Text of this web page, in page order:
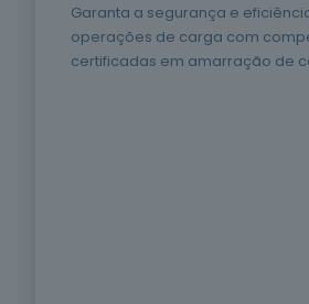
Garanta a segurança e
operações de carga com
certificadas em amarração de